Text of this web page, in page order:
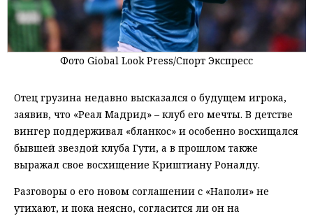
Фото Giobal Look Press/Спорт Экспресс
Отец грузина недавно высказался о будущем игрока,
заявив, что «Реал Мадрид» – клуб его мечты. В детстве
вингер поддерживал «бланкос» и особенно восхищался
бывшей звездой клуба Гути, а в прошлом также
выражал свое восхищение Криштиану Роналду.
Разговоры о его новом соглашении с «Наполи» не
утихают, и пока неясно, согласится ли он на